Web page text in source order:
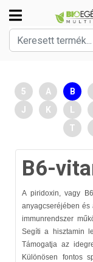
5 A B
J
K
T
B6-
A piridoxin, vagy
anyagcseréjében és
immunrendszer
Segíti a hisztamin
Támogatja az
Különösen fontos